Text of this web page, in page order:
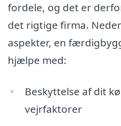
fordele, og det er
det rigtige firma.
aspekter, en
hjælpe med:
Beskyttelse af dit
vejrfaktorer